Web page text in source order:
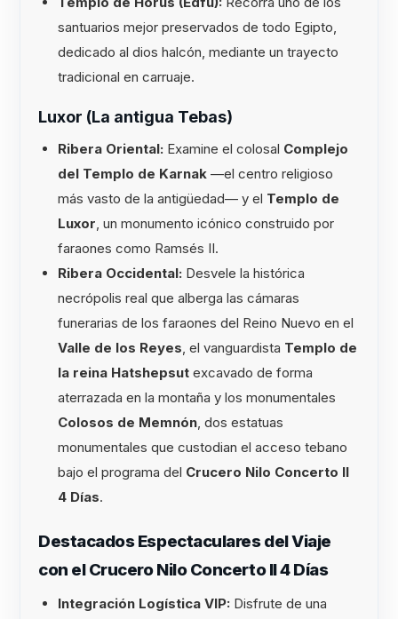
santuarios mejor preservados de todo Egipto,
dedicado al dios halcón, mediante un trayecto
tradicional en carruaje.
Luxor (La antigua Tebas)
Ribera Oriental: Examine el colosal Complejo
del Templo de Karnak —el centro religioso
más vasto de la antigüedad— y el Templo de
Luxor, un monumento icónico construido por
faraones como Ramsés II.
Ribera Occidental: Desvele la histórica
necrópolis real que alberga las cámaras
funerarias de los faraones del Reino Nuevo en el
Valle de los Reyes, el vanguardista Templo de
la reina Hatshepsut excavado de forma
aterrazada en la montaña y los monumentales
Colosos de Memnón, dos estatuas
monumentales que custodian el acceso tebano
bajo el programa del Crucero Nilo Concerto II
4 Días.
Destacados Espectaculares del Viaje
con el Crucero Nilo Concerto II 4 Días
Integración Logística VIP: Disfrute de una